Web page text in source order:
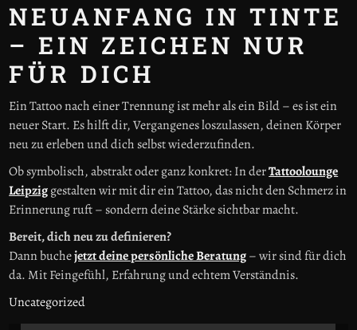
NEUANFANG IN TINTE
– EIN ZEICHEN NUR
FÜR DICH
Ein Tattoo nach einer Trennung ist mehr als ein Bild – es ist ein
neuer Start. Es hilft dir, Vergangenes loszulassen, deinen Körper
neu zu erleben und dich selbst wiederzufinden.
Ob symbolisch, abstrakt oder ganz konkret: In derTattoolounge
Leipziggestalten wir mit dir ein Tattoo, das nicht den Schmerz in
Erinnerung ruft – sondern deine Stärke sichtbar macht.
Bereit, dich neu zu definieren?
Dann buchejetzt deine persönliche Beratung– wir sind für dich
da. Mit Feingefühl, Erfahrung und echtem Verständnis.
Uncategorized